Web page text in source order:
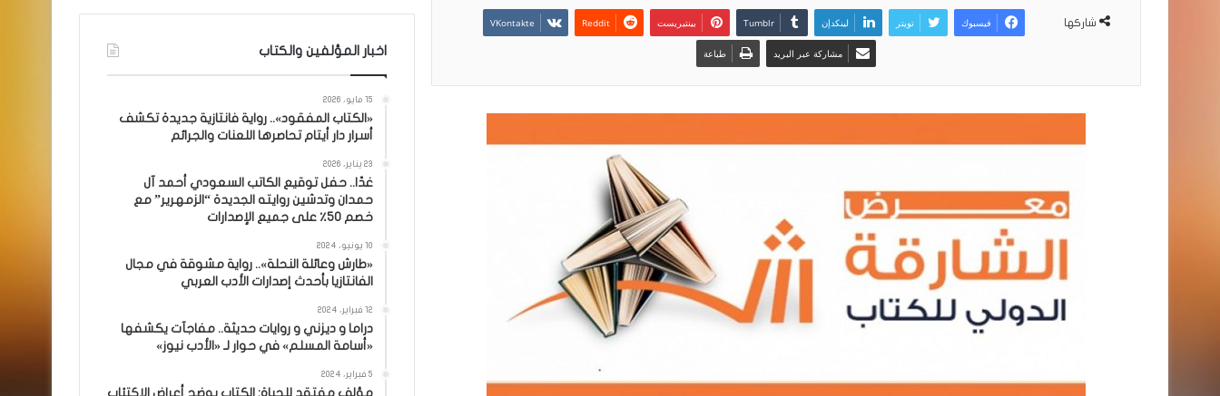
شاركها فيسبوك تويتر لينكدإن بينتيريست
مشاركة عبر البريد طباعة اخبار المؤلفين والكتاب
15 مايو، 2026
«الكتاب المفقود».. رواية فانتازية جديدة تكشف
أسرار دار أيتام تحاصرها اللعنات والجرائم
23 يناير، 2026
غدًا.. حفل توقيع الكاتب السعودي أحمد آل
حمدان وتدشين روايته الجديدة “الزمهرير” مع
خصم 50٪ على جميع الإصدارات
10 يونيو، 2024
«طارش وعائلة النحلة».. رواية مشوقة في مجال
الفانتازيا بأحدث إصدارات الأدب العربي
12 فبراير، 2024
دراما و ديزني و روايات حديثة.. مفاجآت يكشفها
«أسامة المسلم» في حوار لـ «الأدب نيوز»
5 فبراير، 2024
مؤلف مفتقد للحياة: الكتاب يوضح أعراض الاكتئاب